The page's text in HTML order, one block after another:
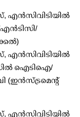
ഐടിഐ/
(ഇന്‍സ്ട്രമെന്റ്